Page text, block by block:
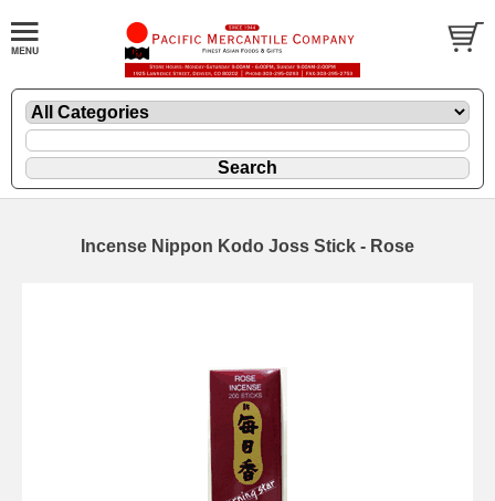
Incense Nippon Kodo Joss Stick - Rose